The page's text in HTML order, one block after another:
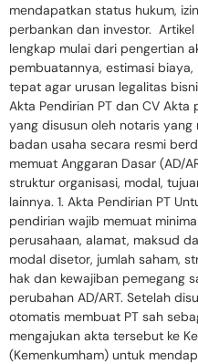
mendapatkan status hukum,
perbankan dan investor.
lengkap mulai dari pengertian
pembuatannya, estimasi
tepat agar urusan legalitas
Akta Pendirian PT dan CV
yang disusun oleh notaris
badan usaha secara resmi
memuat Anggaran Dasar (AD/
struktur organisasi, modal,
lainnya. 1. Akta Pendirian PT
pendirian wajib memuat
perusahaan, alamat, maksud
modal disetor, jumlah saham,
hak dan kewajiban pemegang
perubahan AD/ART. Setelah
otomatis membuat PT sah
mengajukan akta tersebut ke
(Kemenkumham) untuk